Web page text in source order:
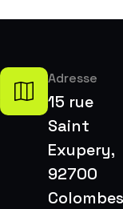
Adresse
15 rue
Saint
Exupery,
92700
Colombes